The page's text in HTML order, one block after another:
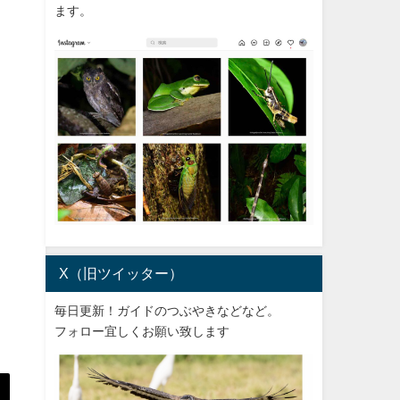
ます。
X（旧ツイッター）
毎日更新！ガイドのつぶやきなどなど。
フォロー宜しくお願い致します